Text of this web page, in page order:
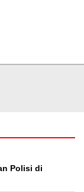
Polisi di